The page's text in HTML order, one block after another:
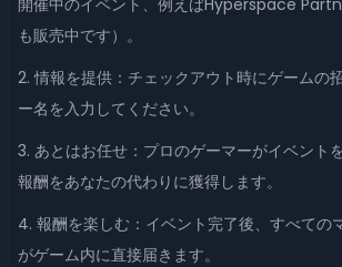
開催中のイベント、例えばHyperspace
も販売中です）。
2. 情報を提供：チェックアウト時にゲームの
ー名を入力してください。
3. あとはお任せ：プロのゲーマーがイベント
報酬をあなたの代わりに獲得します。
4. 報酬を楽しむ：イベント完了後、すべての
がゲーム内に直接届きます。